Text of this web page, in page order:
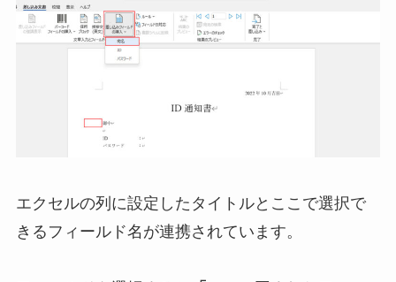
エクセルの列に設定したタイトルとここで選択で
きるフィールド名が連携されています。